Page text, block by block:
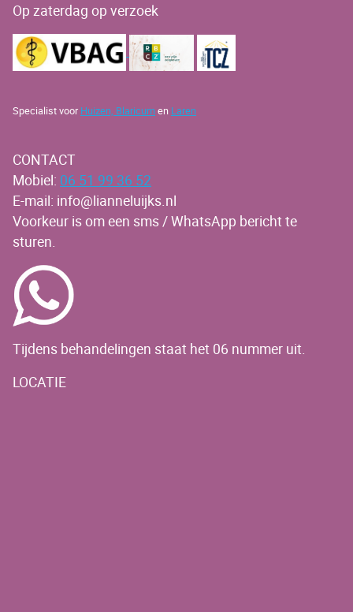
Op zaterdag op verzoek
Specialist voor Huizen, Blaricumen Laren
CONTACT
Mobiel: 06 51 99 36 52
E-mail: info@lianneluijks.nl
Voorkeur is om een sms / WhatsApp bericht te
sturen.
Tijdens behandelingen staat het 06 nummer uit.
LOCATIE